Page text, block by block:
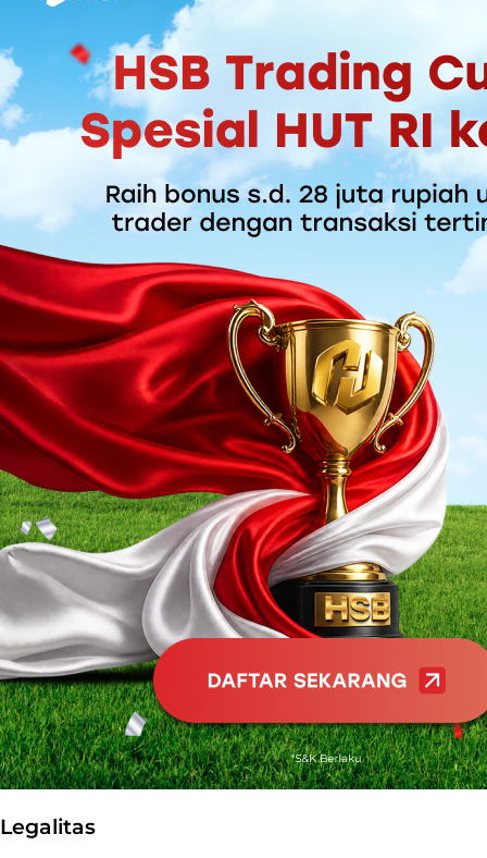
Legalitas